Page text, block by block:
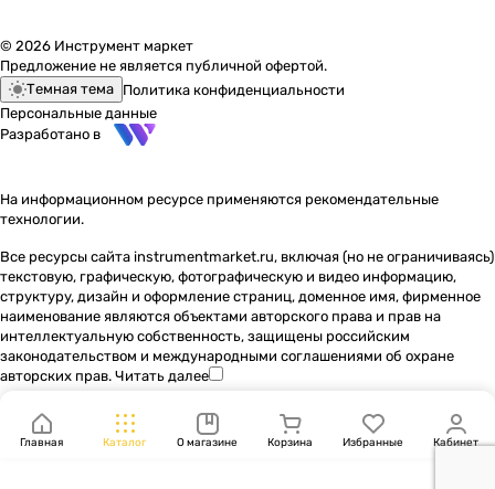
© 2026 Инструмент маркет
Предложение не является публичной офертой.
Темная тема Политика конфиденциальности
Персональные данные
Разработано в
На информационном ресурсе применяются рекомендательные
технологии.
Все ресурсы сайта instrumentmarket.ru, включая (но не ограничиваясь)
текстовую, графическую, фотографическую и видео информацию,
структуру, дизайн и оформление страниц, доменное имя, фирменное
наименование являются объектами авторского права и прав на
интеллектуальную собственность, защищены российским
законодательством и международными соглашениями об охране
авторских прав. Читать далее
Главная Каталог О магазине Корзина Избранные Кабинет